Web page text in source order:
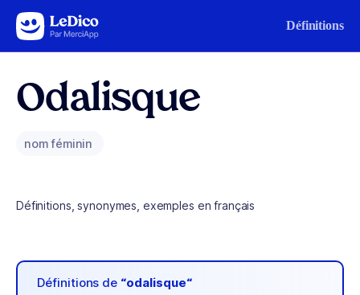
Aller au contenu Définitions
Odalisque
nom féminin
Définitions, synonymes, exemples en français
Définitions de “odalisque“